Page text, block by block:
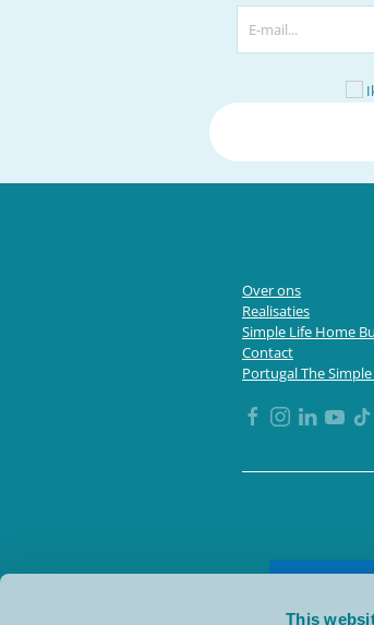
This
Over ons
Realisaties
Simple Life Home
Contact
Portugal The